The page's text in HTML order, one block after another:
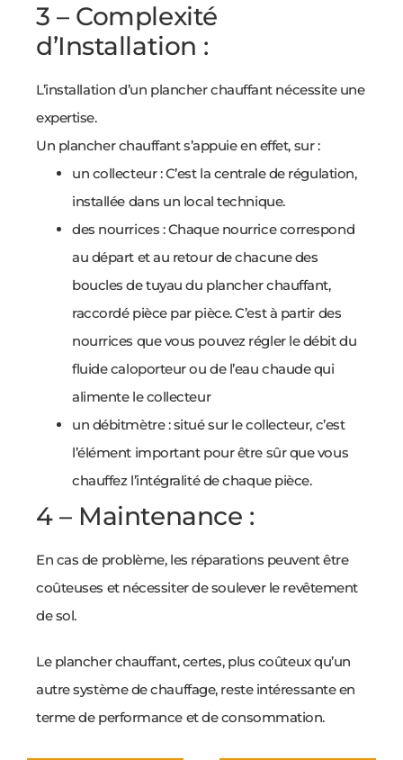
3 – Complexité
d’Installation :
L’installation d’un plancher chauffant nécessite une
expertise.
Un plancher chauffant s’appuie en effet, sur :
un collecteur : C’est la centrale de régulation,
installée dans un local technique.
des nourrices : Chaque nourrice correspond
au départ et au retour de chacune des
boucles de tuyau du plancher chauffant,
raccordé pièce par pièce. C’est à partir des
nourrices que vous pouvez régler le débit du
fluide caloporteur ou de l’eau chaude qui
alimente le collecteur
un débitmètre : situé sur le collecteur, c’est
l’élément important pour être sûr que vous
chauffez l’intégralité de chaque pièce.
4 – Maintenance :
En cas de problème, les réparations peuvent être
coûteuses et nécessiter de soulever le revêtement
de sol.
Le plancher chauffant, certes, plus coûteux qu’un
autre système de chauffage, reste intéressante en
terme de performance et de consommation.